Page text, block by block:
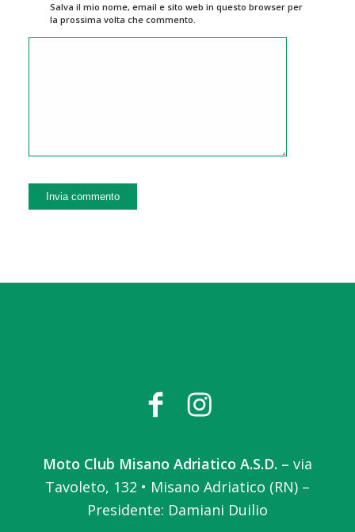
Salva il mio nome, email e sito web in questo browser per
la prossima volta che commento.
Moto Club Misano Adriatico A.S.D. – via
Tavoleto, 132 • Misano Adriatico (RN) –
Presidente: Damiani Duilio